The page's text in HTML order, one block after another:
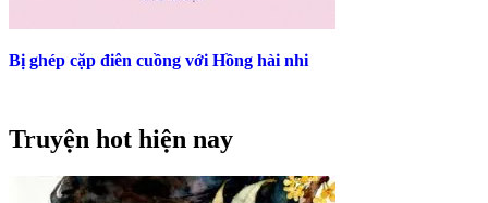
Bị ghép cặp điên cuồng với Hồng hài nhi
Truyện hot hiện nay